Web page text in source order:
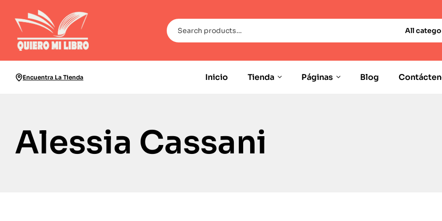
All
Encuentra La Tienda Inicio Tienda Páginas Blog
Alessia Cassani